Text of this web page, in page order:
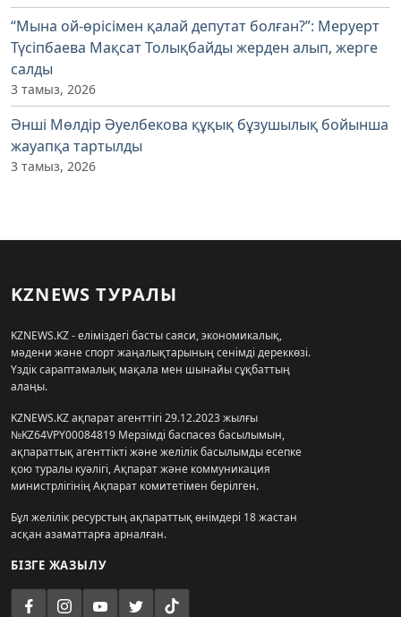
“Мына ой-өрісімен қалай депутат болған?”: Меруерт
Түсіпбаева Мақсат Толықбайды жерден алып, жерге
салды
3 тамыз, 2026
Әнші Мөлдір Әуелбекова құқық бұзушылық бойынша
жауапқа тартылды
3 тамыз, 2026
KZNEWS ТУРАЛЫ
KZNEWS.KZ - еліміздегі басты саяси, экономикалық,
мәдени және спорт жаңалықтарының сенімді дереккөзі.
Үздік сараптамалық мақала мен шынайы сұқбаттың
алаңы.
KZNEWS.KZ ақпарат агенттігі 29.12.2023 жылғы
№KZ64VPY00084819 Мерзімді баспасөз басылымын,
ақпараттық агенттікті және желілік басылымды есепке
қою туралы куәлігі, Ақпарат және коммуникация
министрлігінің Ақпарат комитетімен берілген.
Бұл желілік ресурстың ақпараттық өнімдері 18 жастан
асқан азаматтарға арналған.
БІЗГЕ ЖАЗЫЛУ